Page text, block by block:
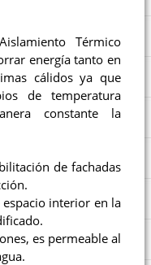
Térmico
energía tanto en
cálidos ya que
de temperatura
constante la
de fachadas
espacio interior en la
es permeable al